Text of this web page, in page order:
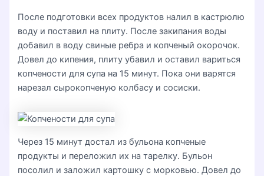
После подготовки всех продуктов налил в кастрюлю
воду и поставил на плиту. После закипания воды
добавил в воду свиные ребра и копченый окорочок.
Довел до кипения, плиту убавил и оставил вариться
копчености для супа на 15 минут. Пока они варятся
нарезал сырокопченую колбасу и сосиски.
Через 15 минут достал из бульона копченые
продукты и переложил их на тарелку. Бульон
посолил и заложил картошку с морковью. Довел до